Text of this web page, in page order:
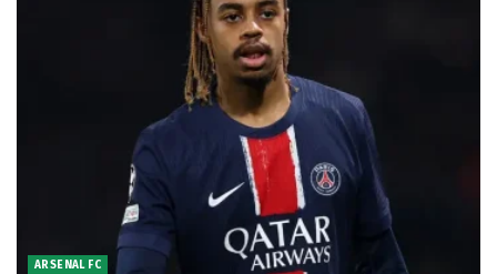
ARSENAL FC